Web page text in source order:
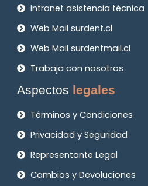
Intranet asistencia técnica
Web Mail surdent.cl
Web Mail surdentmail.cl
Trabaja con nosotros
Aspectos legales
Términos y Condiciones
Privacidad y Seguridad
Representante Legal
Cambios y Devoluciones